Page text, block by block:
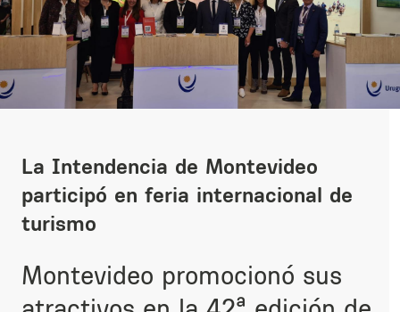
La Intendencia de Montevideo
participó en feria internacional de
turismo
Montevideo promocionó sus